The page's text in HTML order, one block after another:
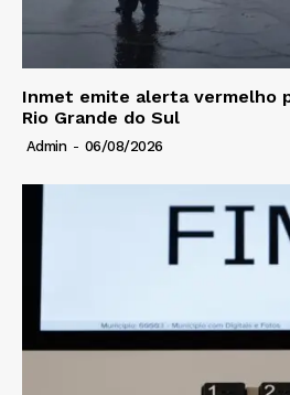
Inmet emite alerta vermelho
Rio Grande do Sul
Admin - 06/08/2026